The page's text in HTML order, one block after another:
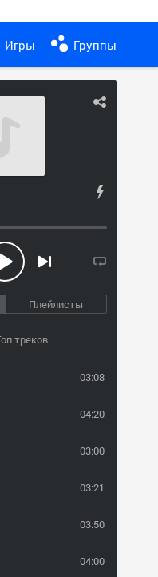
Игры Группы
Плейлисты
треков
03:08
04:20
03:00
03:21
03:50
04:00